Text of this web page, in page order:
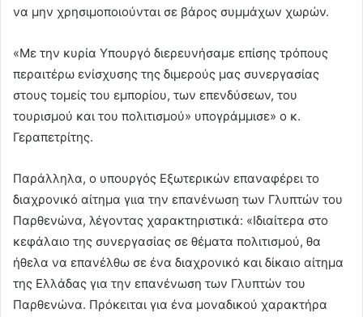
να μην χρησιμοποιούνται σε βάρος συμμάχων χωρών.
«Με την κυρία Υπουργό διερευνήσαμε επίσης τρόπους
περαιτέρω ενίσχυσης της διμερούς μας συνεργασίας
στους τομείς του εμπορίου, των επενδύσεων, του
τουρισμού και του πολιτισμού» υπογράμμισε» ο κ.
Γεραπετρίτης.
Παράλληλα, ο υπουργός Εξωτερικών επαναφέρει το
διαχρονικό αίτημα γιια την επανένωση των Γλυπτών του
Παρθενώνα, λέγοντας χαρακτηριστικά: «Ιδιαίτερα στο
κεφάλαιο της συνεργασίας σε θέματα πολιτισμού, θα
ήθελα να επανέλθω σε ένα διαχρονικό και δίκαιο αίτημα
της Ελλάδας για την επανένωση των Γλυπτών του
Παρθενώνα. Πρόκειται για ένα μοναδικού χαρακτήρα